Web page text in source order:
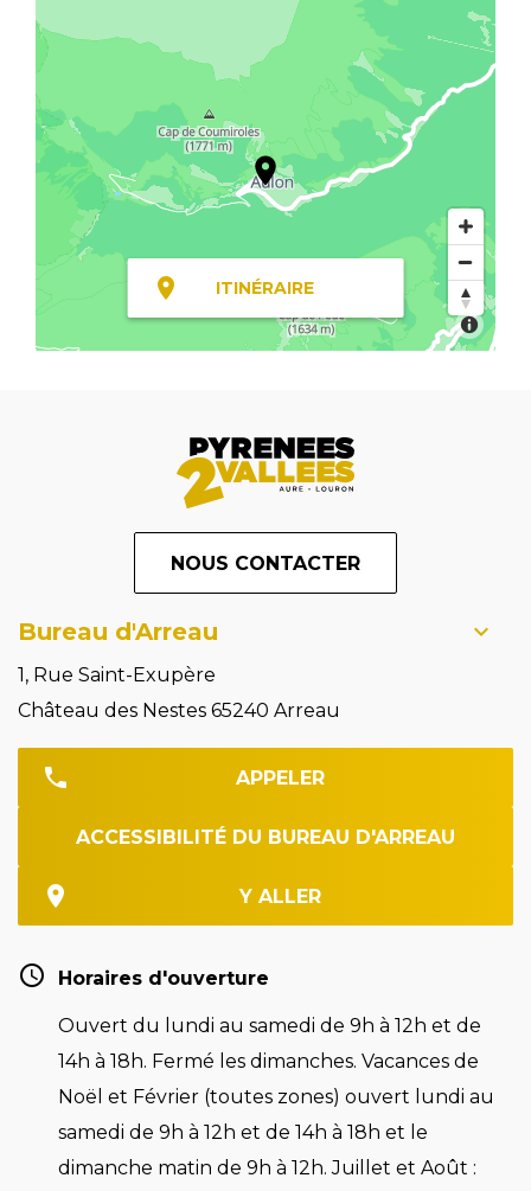
ITINÉRAIRE
NOUS CONTACTER
Bureau d'Arreau
1, Rue Saint-Exupère
Château des Nestes 65240 Arreau
APPELER
ACCESSIBILITÉ DU BUREAU D'ARREAU
Y ALLER
Horaires d'ouverture
Ouvert du lundi au samedi de 9h à 12h et de
14h à 18h. Fermé les dimanches. Vacances de
Noël et Février (toutes zones) ouvert lundi au
samedi de 9h à 12h et de 14h à 18h et le
dimanche matin de 9h à 12h. Juillet et Août :